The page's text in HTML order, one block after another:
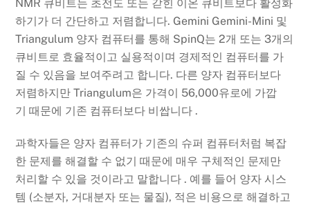
NMR 큐비트는 초전도 또는 갇힌 이온 큐비트보다 활성화
하기가 더 간단하고 저렴합니다. Gemini Gemini-Mini 및
Triangulum 양자 컴퓨터를 통해 SpinQ는 2개 또는 3개의
큐비트로 효율적이고 실용적이며 경제적인 컴퓨터를 가
질 수 있음을 보여주려고 합니다. 다른 양자 컴퓨터보다
저렴하지만 Triangulum은 가격이 56,000유로에 가깝
기 때문에 기존 컴퓨터보다 비쌉니다 .
과학자들은 양자 컴퓨터가 기존의 슈퍼 컴퓨터처럼 복잡
한 문제를 해결할 수 없기 때문에 매우 구체적인 문제만
처리할 수 있을 것이라고 말합니다 . 예를 들어 양자 시스
템 (소분자, 거대분자 또는 물질), 적은 비용으로 해결하고